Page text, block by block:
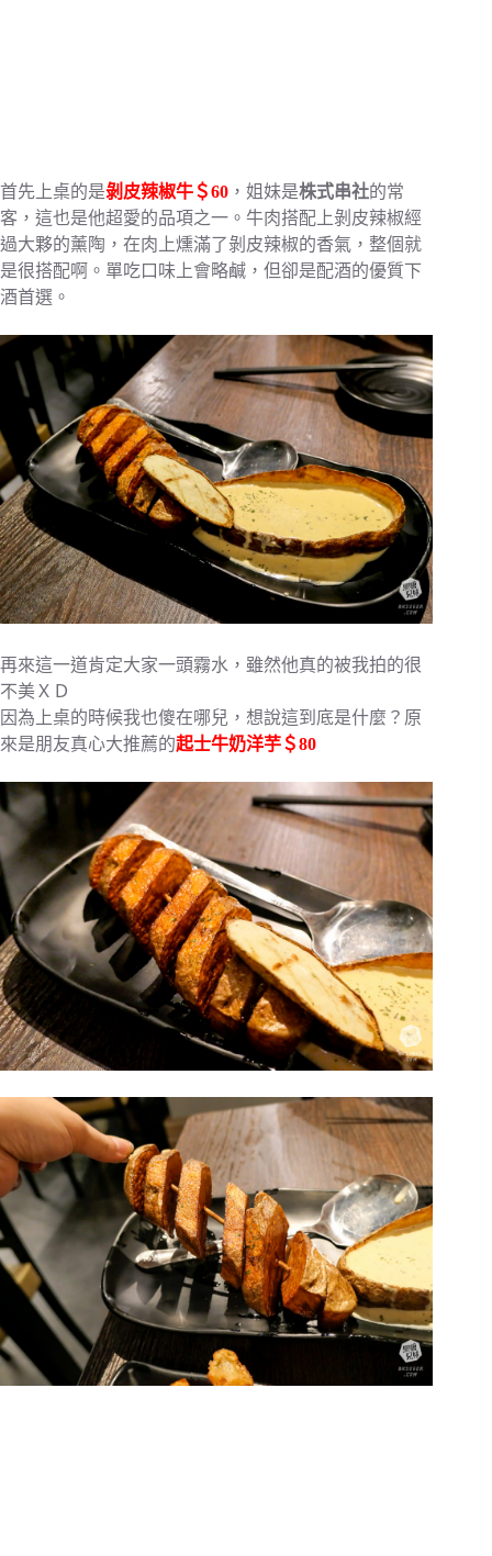
首先上桌的是剝皮辣椒牛＄60 ，姐妹是株式串社的常
客，這也是他超愛的品項之一。牛肉搭配上剝皮辣椒經
過大夥的薰陶，在肉上燻滿了剝皮辣椒的香氣，整個就
是很搭配啊。單吃口味上會略鹹，但卻是配酒的優質下
酒首選。
再來這一道肯定大家一頭霧水，雖然他真的被我拍的很
不美ＸＤ
因為上桌的時候我也傻在哪兒，想說這到底是什麼？原
來是朋友真心大推薦的起士牛奶洋芋＄80